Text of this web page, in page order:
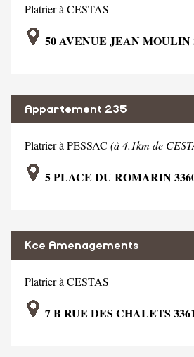
Platrier à CESTAS
50 AVENUE JEAN MOULIN
Appartement 235
Platrier à PESSAC (à 4.1km de
5 PLACE DU ROMARIN
Kce Amenagements
Platrier à CESTAS
7 B RUE DES CHALETS